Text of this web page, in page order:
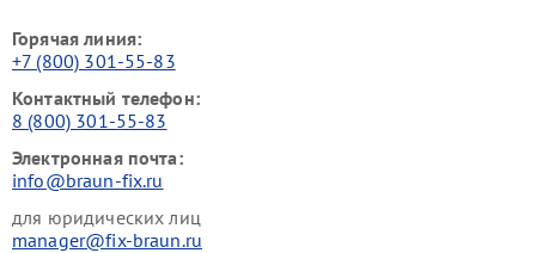
Горячая линия:
+7 (800) 301-55-83
Контактный телефон:
8 (800) 301-55-83
Электронная почта:
info@braun-fix.ru
для юридических лиц
manager@fix-braun.ru